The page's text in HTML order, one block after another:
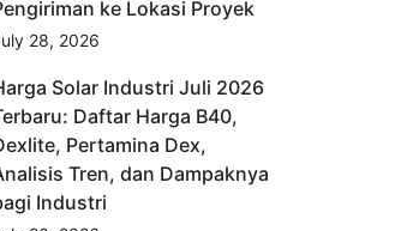
ke Lokasi Proyek
28, 2026
Solar Industri Juli 2026
Daftar Harga B40,
Pertamina Dex,
Tren, dan Dampaknya
Industri